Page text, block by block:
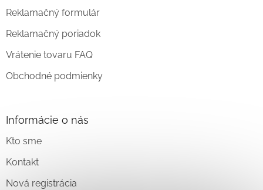
Reklamačný formulár
Reklamačný poriadok
Vrátenie tovaru FAQ
Obchodné podmienky
Informácie o nás
Kto sme
Kontakt
Nová registrácia